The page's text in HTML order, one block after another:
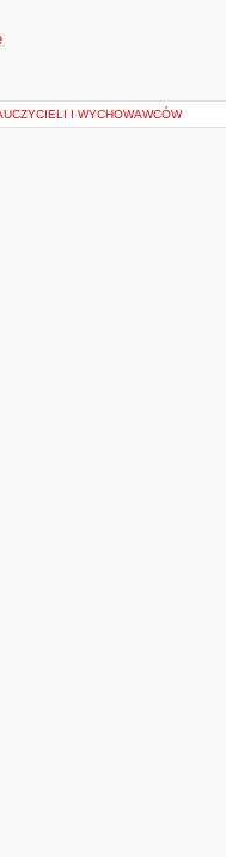
I WYCHOWAWCÓW